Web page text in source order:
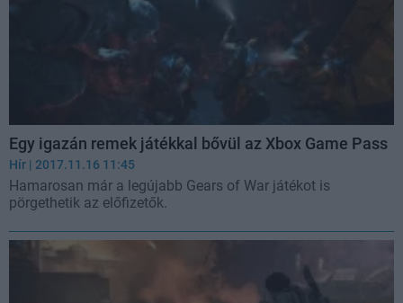
Egy igazán remek játékkal bővül az Xbox Game Pass
Hír | 2017.11.16 11:45
Hamarosan már a legújabb Gears of War játékot is
pörgethetik az előfizetők.